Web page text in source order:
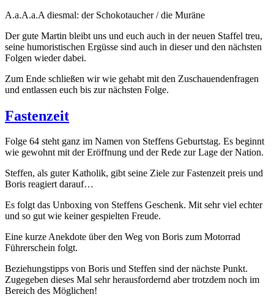
A.a.A.a.A diesmal: der Schokotaucher / die Muräne
Der gute Martin bleibt uns und euch auch in der neuen Staffel treu,
seine humoristischen Ergüsse sind auch in dieser und den nächsten
Folgen wieder dabei.
Zum Ende schließen wir wie gehabt mit den Zuschauendenfragen
und entlassen euch bis zur nächsten Folge.
Fastenzeit
Folge 64 steht ganz im Namen von Steffens Geburtstag. Es beginnt
wie gewohnt mit der Eröffnung und der Rede zur Lage der Nation.
Steffen, als guter Katholik, gibt seine Ziele zur Fastenzeit preis und
Boris reagiert darauf…
Es folgt das Unboxing von Steffens Geschenk. Mit sehr viel echter
und so gut wie keiner gespielten Freude.
Eine kurze Anekdote über den Weg von Boris zum Motorrad
Führerschein folgt.
Beziehungstipps von Boris und Steffen sind der nächste Punkt.
Zugegeben dieses Mal sehr herausfordernd aber trotzdem noch im
Bereich des Möglichen!